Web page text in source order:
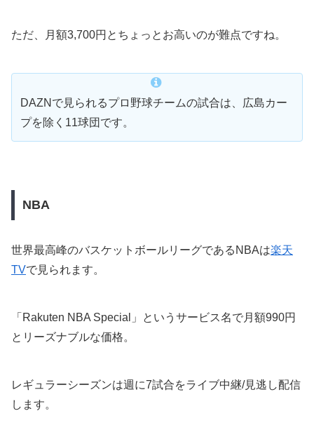
ただ、月額3,700円とちょっとお高いのが難点ですね。
DAZNで見られるプロ野球チームの試合は、広島カー
プを除く11球団です。
NBA
世界最高峰のバスケットボールリーグであるNBAは楽天
TVで見られます。
「Rakuten NBA Special」というサービス名で月額990円
とリーズナブルな価格。
レギュラーシーズンは週に7試合をライブ中継/見逃し配信
します。